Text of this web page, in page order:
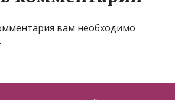
вам необходимо
.